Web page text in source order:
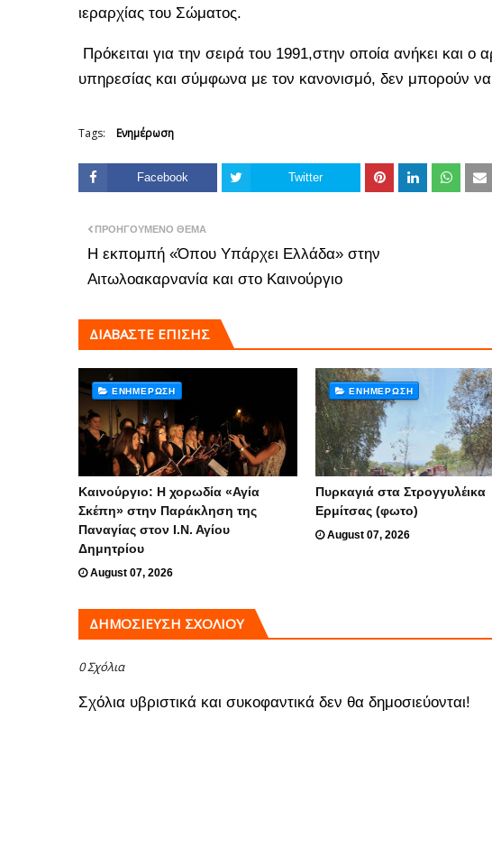
ιεραρχίας του Σώματος.
Πρόκειται για την σειρά του 1991,στην οποία ανήκει και
υπηρεσίας και σύμφωνα με τον κανονισμό, δεν μπορούν
Tags: Ενημέρωση
Facebook Twitter
ΠΡΟΗΓΟΎΜΕΝΟ ΘΈΜΑ
Η εκπομπή «Όπου Υπάρχει Ελλάδα» στην
Αιτωλοακαρνανία και στο Καινούργιο
ΔΙΑΒΑΣΤΕ ΕΠΙΣΗΣ
ΕΝΗΜΈΡΩΣΗ
Καινούργιο: Η χορωδία «Αγία
Σκέπη» στην Παράκληση της
Παναγίας στον Ι.Ν. Αγίου
Δημητρίου
August 07, 2026
ΕΝΗΜΈΡΩΣΗ
Πυρκαγιά στα Στρογγυλέικα
Ερμίτσας (φωτο)
August 07, 2026
ΔΗΜΟΣΊΕΥΣΗ ΣΧΟΛΊΟΥ
0 Σχόλια
Σχόλια υβριστικά και συκοφαντικά δεν θα δημοσιεύονται!